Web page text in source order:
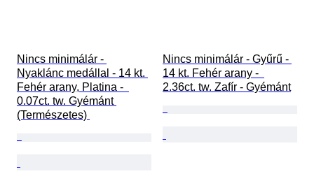
Nincs minimálár -
Nyaklánc medállal - 14 kt.
Fehér arany, Platina -
0.07ct. tw. Gyémánt
(Természetes)
Nincs minimálár - Gyűrű -
14 kt. Fehér arany -
2.36ct. tw. Zafír - Gyémánt